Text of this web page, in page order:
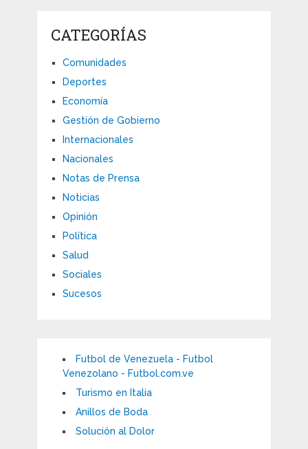
CATEGORÍAS
Comunidades
Deportes
Economía
Gestión de Gobierno
Internacionales
Nacionales
Notas de Prensa
Noticias
Opinión
Política
Salud
Sociales
Sucesos
Futbol de Venezuela - Futbol
Venezolano - Futbol.com.ve
Turismo en Italia
Anillos de Boda
Solución al Dolor